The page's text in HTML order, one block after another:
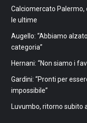
Calciomercato
le ultime
Augello: “Abbiamo
categoria”
Hernani: “Non siamo i
Gardini: “Pronti per
impossibile”
Luvumbo, ritorno subito